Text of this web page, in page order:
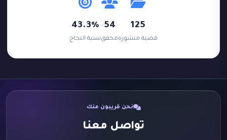
125
قضية منشورة
54
محقق
43.3%
نسبة النجاح
نحن قريبون منك
تواصل معنا